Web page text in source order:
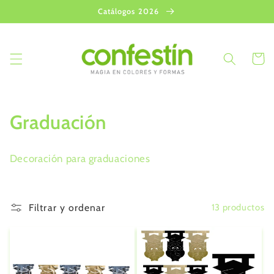
al contenido
Catálogos 2026
Carrito
C
i
Graduación
Decoración para graduaciones
Filtrar y ordenar 13 productos